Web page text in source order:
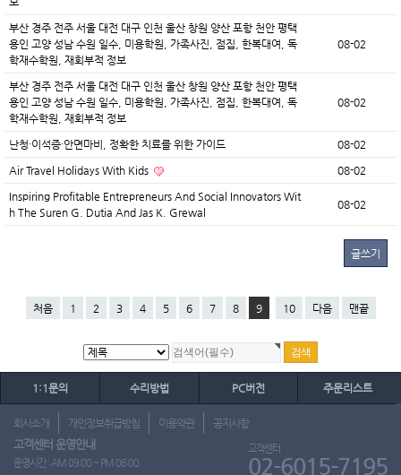
부산 경주 전주 서울 대전 대구 인천 울산 창원 양산 포항 천안 평택
용인 고양 성남 수원 일수, 미용학원, 가족사진, 점집, 한복대여, 독
학재수학원, 재회부적 정보
08-02
부산 경주 전주 서울 대전 대구 인천 울산 창원 양산 포항 천안 평택
용인 고양 성남 수원 일수, 미용학원, 가족사진, 점집, 한복대여, 독
학재수학원, 재회부적 정보
08-02
난청·이석증·안면마비, 정확한 치료를 위한 가이드 08-02
Air Travel Holidays With Kids 08-02
Inspiring Profitable Entrepreneurs And Social Innovators Wit
h The Suren G. Dutia And Jas K. Grewal
08-02
글쓰기
처음 1 2 3 4 5 6 7 8 9 10 다음 맨끝
1:1문의 수리방법 PC버전 주문리스트
회사소개 개인정보취급방침 이용약관 공지사항
고객센터 운영안내
운영시간 : AM 09:00 ~ PM 06:00
고객센터
02-6015-7195